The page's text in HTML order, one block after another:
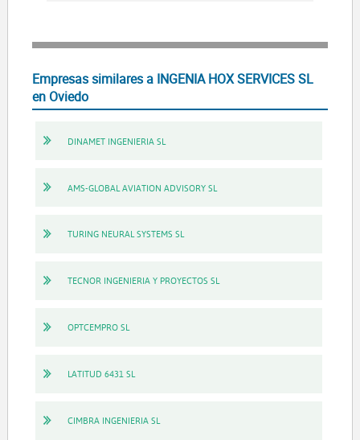
Empresas similares a INGENIA HOX SERVICES SL
en Oviedo
DINAMET INGENIERIA SL
AMS-GLOBAL AVIATION ADVISORY SL
TURING NEURAL SYSTEMS SL
TECNOR INGENIERIA Y PROYECTOS SL
OPTCEMPRO SL
LATITUD 6431 SL
CIMBRA INGENIERIA SL